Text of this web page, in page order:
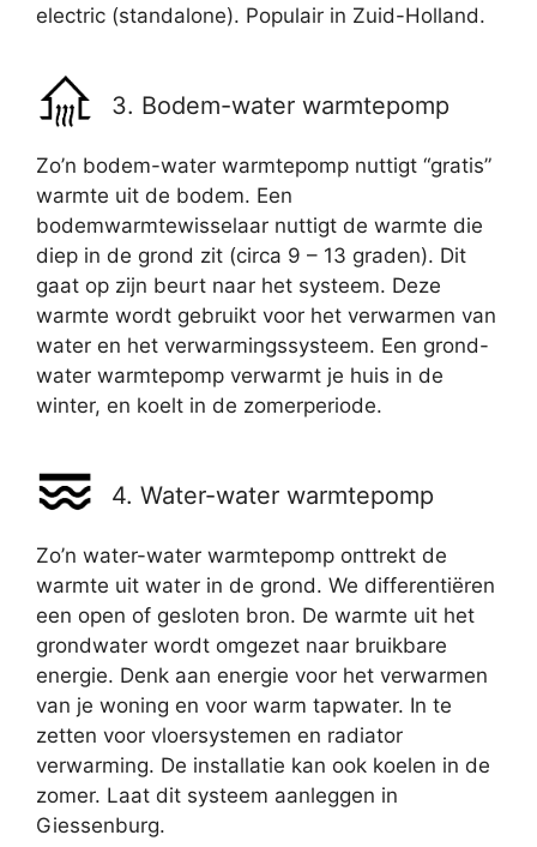
electric (standalone). Populair in Zuid-Holland.
3. Bodem-water warmtepomp
Zo’n bodem-water warmtepomp nuttigt “gratis”
warmte uit de bodem. Een
bodemwarmtewisselaar nuttigt de warmte die
diep in de grond zit (circa 9 – 13 graden). Dit
gaat op zijn beurt naar het systeem. Deze
warmte wordt gebruikt voor het verwarmen van
water en het verwarmingssysteem. Een grond-
water warmtepomp verwarmt je huis in de
winter, en koelt in de zomerperiode.
4. Water-water warmtepomp
Zo’n water-water warmtepomp onttrekt de
warmte uit water in de grond. We differentiëren
een open of gesloten bron. De warmte uit het
grondwater wordt omgezet naar bruikbare
energie. Denk aan energie voor het verwarmen
van je woning en voor warm tapwater. In te
zetten voor vloersystemen en radiator
verwarming. De installatie kan ook koelen in de
zomer. Laat dit systeem aanleggen in
Giessenburg.